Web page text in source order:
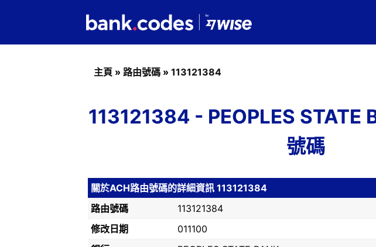
主頁 » 路由號碼 » 113121384
113121384 - PEOPLES STATE
號碼
關於ACH路由號碼的詳細資訊 113121384
路由號碼
113121384
修改日期
011100